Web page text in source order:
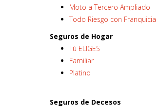
Moto a Tercero Ampliado
Todo Riesgo con Franquicia
Seguros de Hogar
Tú ELIGES
Familiar
Platino
Seguros de Decesos